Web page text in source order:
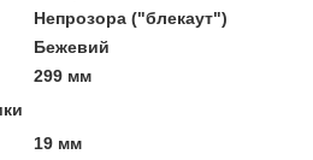
Непрозора ("блекаут")
Бежевий
299 мм
19 мм